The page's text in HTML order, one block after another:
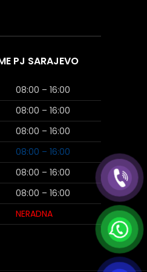
PJ SARAJEVO
08:00 – 16:00
08:00 – 16:00
08:00 – 16:00
08:00 – 16:00
08:00 – 16:00
08:00 – 16:00
NERADNA